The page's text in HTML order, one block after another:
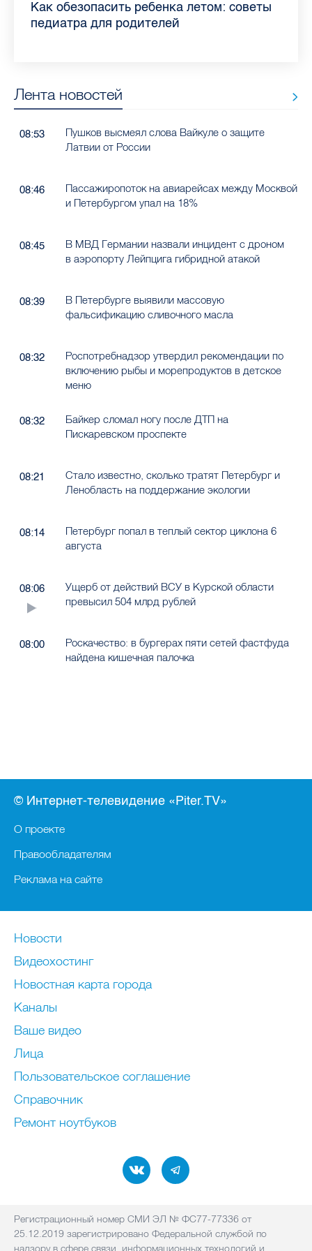
Прививки, анализы и личная гигиена:
врач Елизаветинской больницы
Как обезопасить ребенка летом: советы
педиатра для родителей
Проходные баллы в вузах СПб — 2026:
где самый высокий и самый низкий
Врач назвала неожиданные причины
воспаления ахиллова сухожилия летом
Декрет без потери дохода: эксперт
рассказала о возможностях для
Что такое рассеянный склероз: невролог
Елизаветинской больницы ответила на
Бамбл с вишней и лимонад с имбирем:
какие напитки можно приготовить дома
"Производители расслабились": глава
“Общественного контроля” — о качестве
Лента новостей
08:53
Пушков высмеял слова Вайкуле о защите
Латвии от России
08:46
Пассажиропоток на авиарейсах между Москвой
и Петербургом упал на 18%
08:45
В МВД Германии назвали инцидент с дроном
в аэропорту Лейпцига гибридной атакой
08:39
В Петербурге выявили массовую
фальсификацию сливочного масла
08:32
Роспотребнадзор утвердил рекомендации по
включению рыбы и морепродуктов в детское
меню
08:32
Байкер сломал ногу после ДТП на
Пискаревском проспекте
08:21
Стало известно, сколько тратят Петербург и
Ленобласть на поддержание экологии
08:14
Петербург попал в теплый сектор циклона 6
августа
08:06
Ущерб от действий ВСУ в Курской области
превысил 504 млрд рублей
08:00
Роскачество: в бургерах пяти сетей фастфуда
найдена кишечная палочка
© Интернет-телевидение «Piter.TV»
О проекте
Правообладателям
Реклама на сайте
Новости
Видеохостинг
Новостная карта города
Каналы
Ваше видео
Лица
Пользовательское соглашение
Справочник
Ремонт нoутбуков
Регистрационный номер СМИ ЭЛ № ФС77-77336 от
25.12.2019 зарегистрировано Федеральной службой по
надзору в сфере связи, информационных технологий и